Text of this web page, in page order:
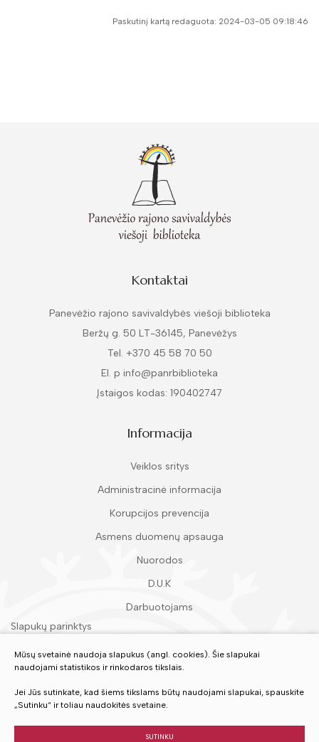
Paskutinį kartą redaguota: 2024-03-05 09:18:46
Kontaktai
Panevėžio rajono savivaldybės viešoji biblioteka
Beržų g. 50 LT-36145, Panevėžys
Tel. +370 45 58 70 50
El. p info@panrbiblioteka
Įstaigos kodas: 190402747
Informacija
Veiklos sritys
Administracinė informacija
Korupcijos prevencija
Asmens duomenų apsauga
Nuorodos
D.U.K
Darbuotojams
Slapukų parinktys
Įvertinkite mūsų paslaugas
Mūsų svetainė naudoja slapukus (angl. cookies). Šie slapukai
naudojami statistikos ir rinkodaros tikslais.
Jei Jūs sutinkate, kad šiems tikslams būtų naudojami slapukai, spauskite
„Sutinku“ ir toliau naudokitės svetaine.
SUTINKU